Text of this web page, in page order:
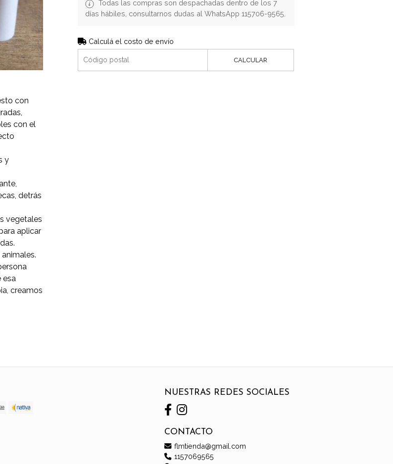
con
con el
y
detrás
vegetales
aplicar
esa
creamos
Todas las compras son despachadas dentro de los 7
días hábiles, consultarnos dudas al WhatsApp 115706-9565.
Calculá el costo de envío
CALCULAR
NUESTRAS REDES SOCIALES
CONTACTO
flmtienda@gmail.com
1157069565